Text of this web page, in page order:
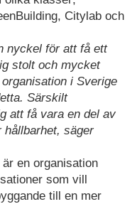
Citylab och
nyckel för att få ett
stolt och mycket
i Sverige
Särskilt
att få vara en del av
hållbarhet, säger
en organisation
som vill
till en mer